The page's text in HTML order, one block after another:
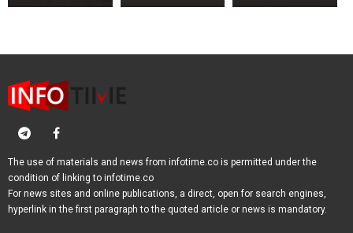
The use of materials and news from infotime.co is permitted under the
condition of linking to infotime.co
For news sites and online publications, a direct, open for search engines,
hyperlink in the first paragraph to the quoted article or news is mandatory.